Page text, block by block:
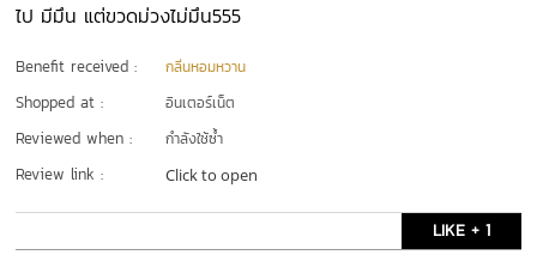
ไป มีมึน แต่ขวดม่วงไม่มึน555
Benefit received : กลิ่นหอมหวาน
Shopped at : อินเตอร์เน็ต
Reviewed when : กำลังใช้ซ้ำ
Review link : Click to open
LIKE + 1